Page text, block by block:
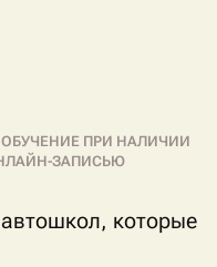
ПРИ НАЛИЧИИ
ЗАПИСЬЮ
которые